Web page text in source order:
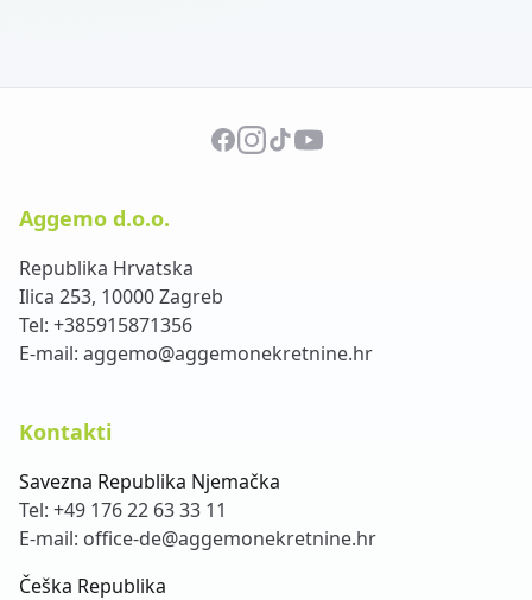
Aggemo d.o.o.
Republika Hrvatska
Ilica 253, 10000 Zagreb
Tel: +385915871356
E-mail: aggemo@aggemonekretnine.hr
Kontakti
Savezna Republika Njemačka
Tel: +49 176 22 63 33 11
E-mail: office-de@aggemonekretnine.hr
Češka Republika